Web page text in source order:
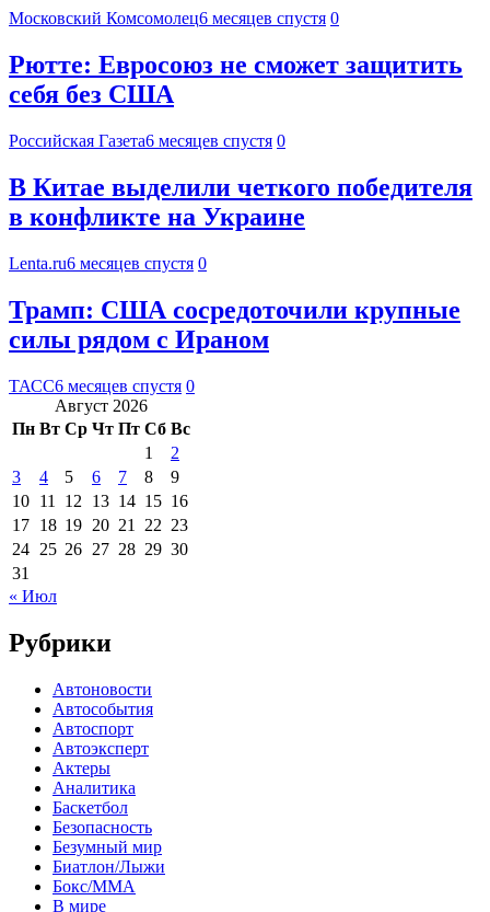
Московский Комсомолец6 месяцев спустя 0
Рютте: Евросоюз не сможет защитить
себя без США
Российская Газета6 месяцев спустя 0
В Китае выделили четкого победителя
в конфликте на Украине
Lenta.ru6 месяцев спустя 0
Трамп: США сосредоточили крупные
силы рядом с Ираном
ТАСС6 месяцев спустя 0
Август 2026
Пн Вт Ср Чт Пт Сб Вс
1
2
3
4 5 6 7 8
9
10 11 12 13 14 15 16
17 18 19 20 21 22 23
24 25 26 27 28 29 30
31
« Июл
Рубрики
Автоновости
Автособытия
Автоспорт
Автоэксперт
Актеры
Аналитика
Баскетбол
Безопасность
Безумный мир
Биатлон/Лыжи
Бокс/MMA
В мире